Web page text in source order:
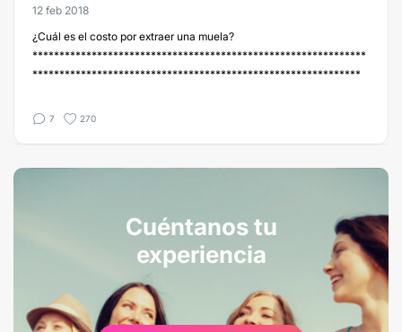
12 feb 2018
¿Cuál es el costo por extraer una muela?
**************************************************************
*************************************************************
7 270
Cuéntanos tu
experiencia